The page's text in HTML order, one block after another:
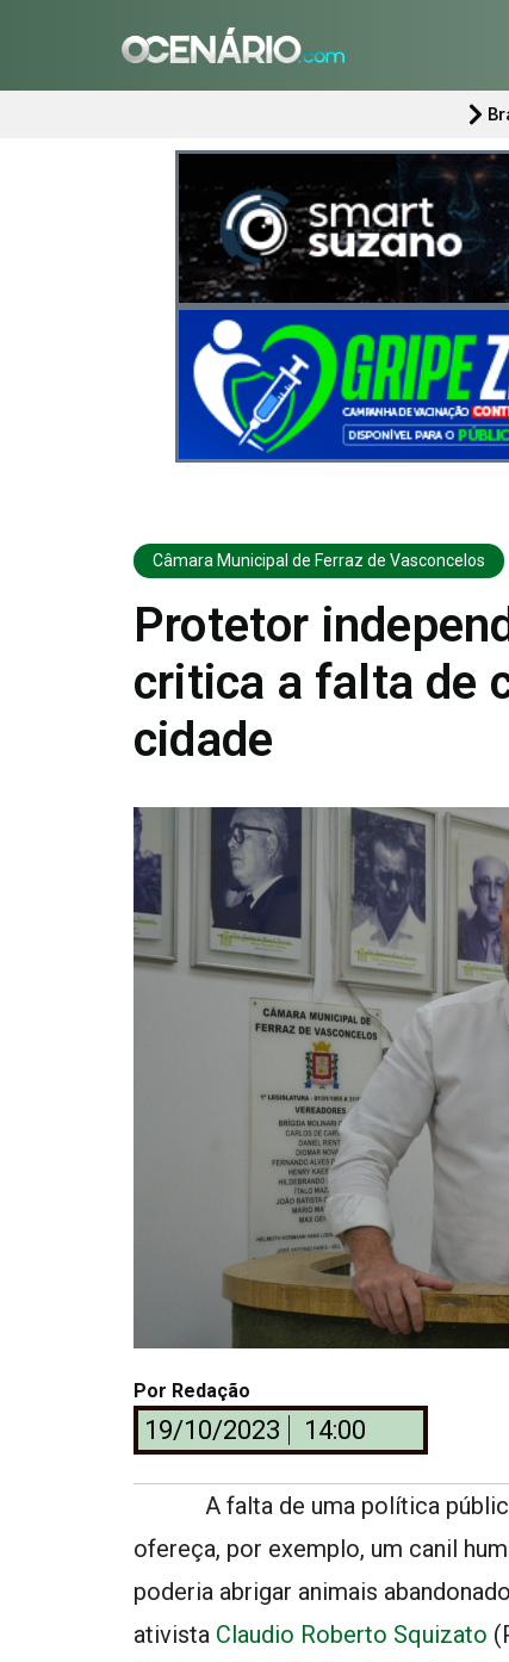
Câmara Municipal de Ferraz de Vasconcelos
Protetor
critica a falta de
cidade
Por Redação
19/10/2023 14:00
A falta de uma política pública
ofereça, por exemplo, um canil
poderia abrigar animais
ativista Claudio Roberto Squizato